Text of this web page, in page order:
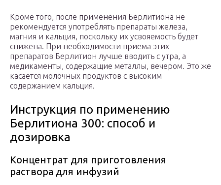
Кроме того, после применения Берлитиона не
рекомендуется употреблять препараты железа,
магния и кальция, поскольку их усвояемость будет
снижена. При необходимости приема этих
препаратов Берлитион лучше вводить с утра, а
медикаменты, содержащие металлы, вечером. Это же
касается молочных продуктов с высоким
содержанием кальция.
Инструкция по применению
Берлитиона 300: способ и
дозировка
Концентрат для приготовления
раствора для инфузий